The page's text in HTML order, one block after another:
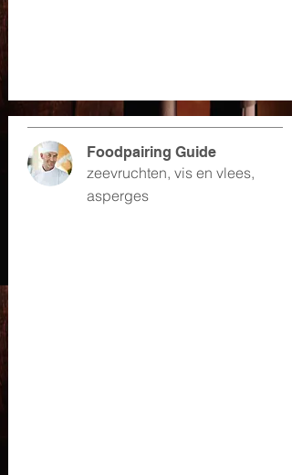
zeevruchten, vis en vlees,
asperges
Foodpairing Guide